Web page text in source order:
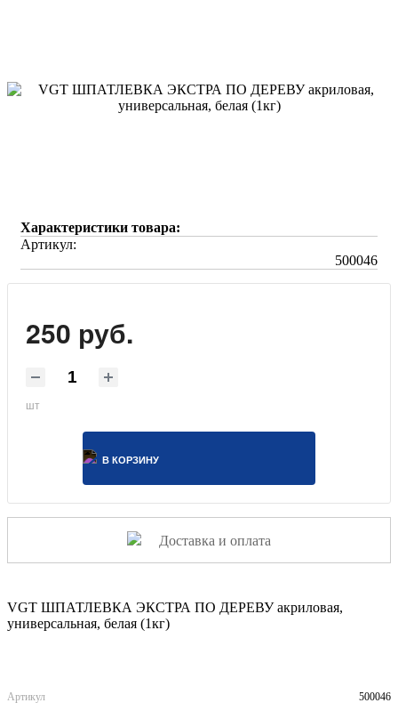
Характеристики товара:
Артикул:
500046
250 руб.
шт
В КОРЗИНУ
Доставка и оплата
VGT ШПАТЛЕВКА ЭКСТРА ПО ДЕРЕВУ акриловая,
универсальная, белая (1кг)
Артикул 500046